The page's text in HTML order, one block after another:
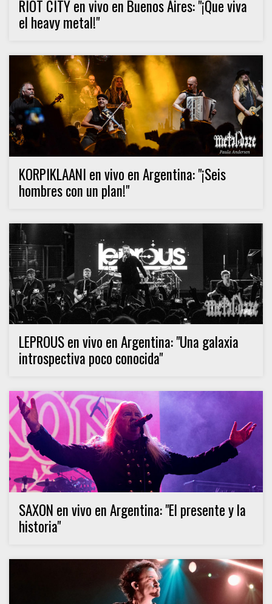
RIOT CITY en vivo en Buenos Aires: "¡Que viva
el heavy metal!"
KORPIKLAANI en vivo en Argentina: "¡Seis
hombres con un plan!"
LEPROUS en vivo en Argentina: "Una galaxia
introspectiva poco conocida"
SAXON en vivo en Argentina: "El presente y la
historia"